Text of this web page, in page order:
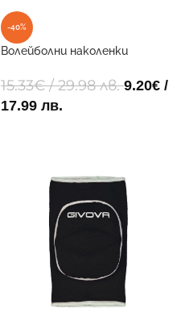
-40%
Волейболни наколенки
15.33€/ 29.98 лв.9.20€ /
17.99 лв.